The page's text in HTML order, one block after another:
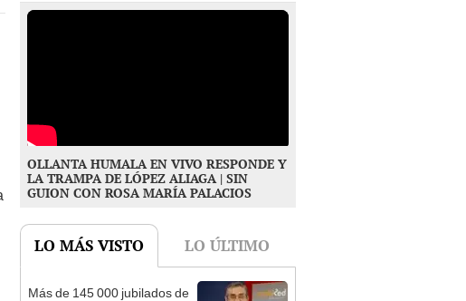
OLLANTA HUMALA EN VIVO RESPONDE Y
LA TRAMPA DE LÓPEZ ALIAGA | SIN
GUION CON ROSA MARÍA PALACIOS
LO MÁS VISTO
la ONP reciben un 25%